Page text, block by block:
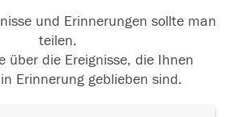
und Erinnerungen sollte man
teilen.
über die Ereignisse, die Ihnen
Erinnerung geblieben sind.